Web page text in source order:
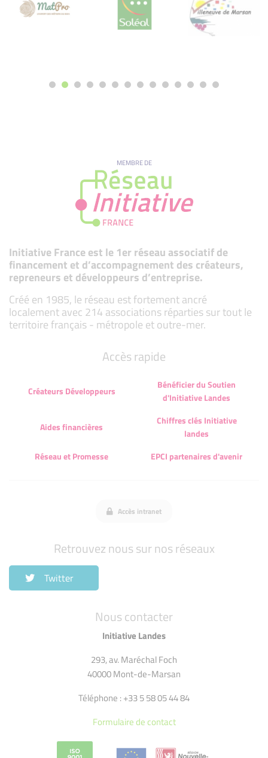
MEMBRE DE
Initiative France est le 1er réseau associatif de
financement et d’accompagnement des créateurs,
repreneurs et développeurs d’entreprise.
Créé en 1985, le réseau est fortement ancré
localement avec 214 associations réparties sur tout le
territoire français - métropole et outre-mer.
Nous contacter
Initiative Landes
293, av. Maréchal Foch
40000 Mont-de-Marsan
Téléphone : +33 5 58 05 44 84
Formulaire de contact
Accès rapide
Créateurs Développeurs
Bénéficier du Soutien
d'Initiative Landes
Aides financières
Chiffres clés Initiative
landes
Réseau et Promesse
EPCI partenaires d'avenir
Accès intranet
Retrouvez nous sur nos réseaux
Twitter